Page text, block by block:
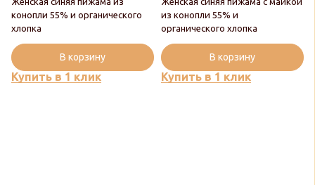
конопли 55% и органического
хлопка
Купить в 1 клик
В корзину
из конопли 55% и
органического хлопка
Купить в 1 клик
В корзину